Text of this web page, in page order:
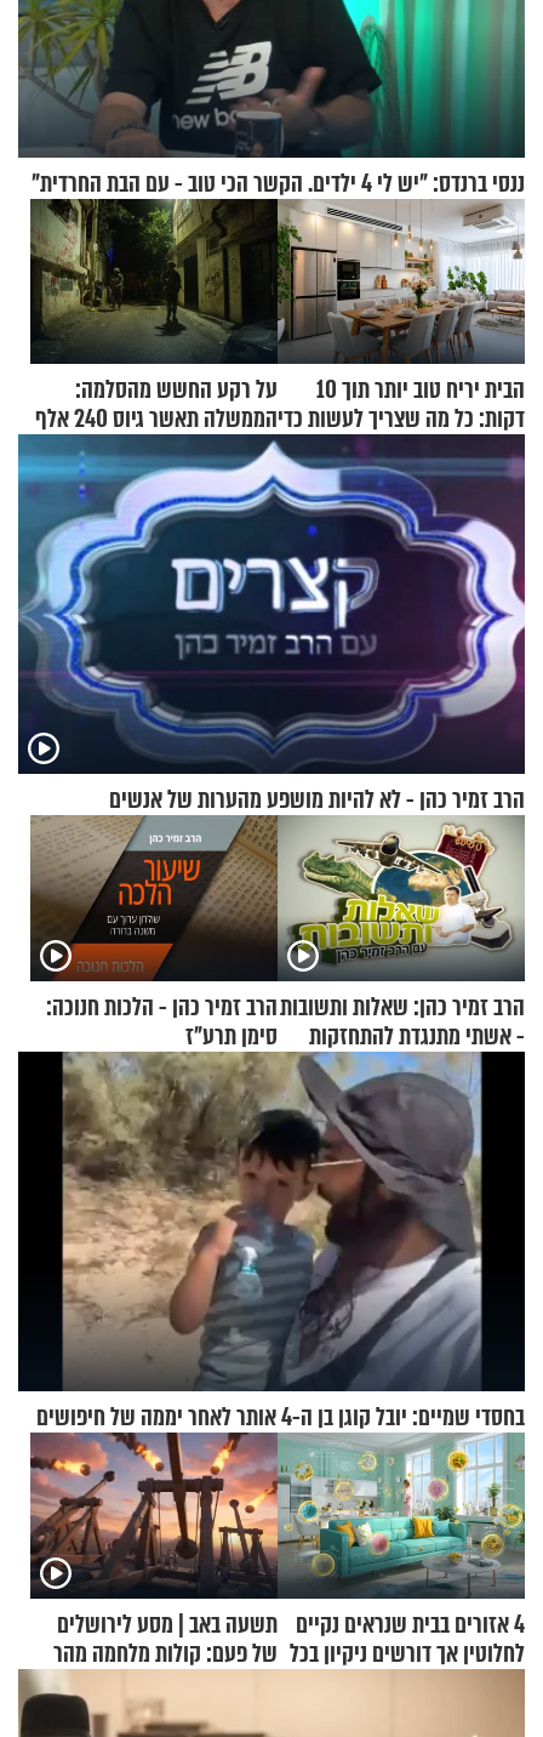
ננסי ברנדס: "יש לי 4 ילדים. הקשר הכי טוב - עם הבת החרדית"
הבית יריח טוב יותר תוך 10
דקות: כל מה שצריך לעשות כדי
לרענן את הבית
על רקע החשש מהסלמה:
הממשלה תאשר גיוס 240 אלף
אנשי מילואים
הרב זמיר כהן - לא להיות מושפע מהערות של אנשים
הרב זמיר כהן: שאלות ותשובות
- אשתי מתנגדת להתחזקות
הרב זמיר כהן - הלכות חנוכה:
סימן תרע"ז
בחסדי שמיים: יובל קוגן בן ה-4 אותר לאחר יממה של חיפושים
4 אזורים בבית שנראים נקיים
לחלוטין אך דורשים ניקיון בכל
תשעה באב | מסע לירושלים
של פעם: קולות מלחמה מהר